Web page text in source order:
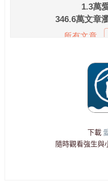
下載
隨時觀看強生與